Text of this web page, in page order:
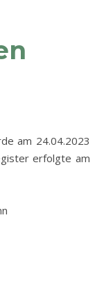
am 24.04.2023
erfolgte am